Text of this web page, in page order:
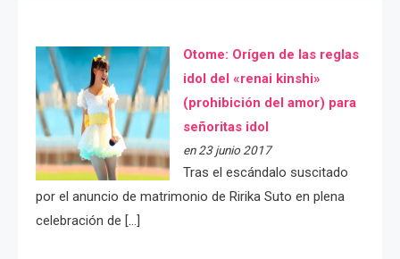
Otome: Orígen de las reglas
idol del «renai kinshi»
(prohibición del amor) para
señoritas idol
en 23 junio 2017
Tras el escándalo suscitado
por el anuncio de matrimonio de Ririka Suto en plena
celebración de […]